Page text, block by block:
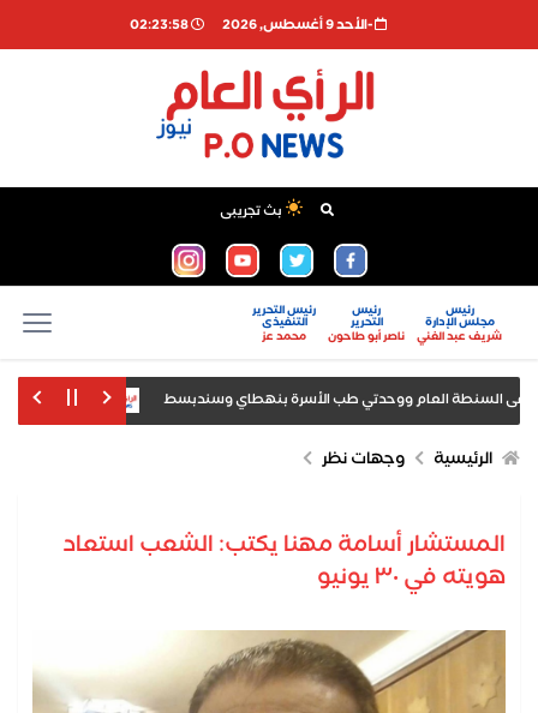
-اﻷحد 9 أغسطس, 2026 02:23:59
بث تجريبى
رئيس
مجلس الإدارة
شريف عبد الغني
رئيس
التحرير
ناصر أبو طاحون
رئيس التحرير
التنفيذى
محمد عز
السنطة العام ووحدتي طب الأسرة بنهطاي وسندبسط وزير الشباب
الرئيسية وجهات نظر
المستشار أسامة مهنا يكتب: الشعب استعاد
هويته في ٣٠ يونيو